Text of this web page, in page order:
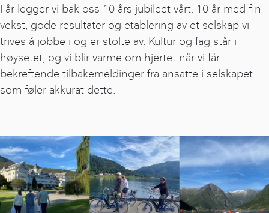
I år legger vi bak oss 10 års jubileet vårt. 10 år med fin
vekst, gode resultater og etablering av et selskap vi
trives å jobbe i og er stolte av. Kultur og fag står i
høysetet, og vi blir varme om hjertet når vi får
bekreftende tilbakemeldinger fra ansatte i selskapet
som føler akkurat dette.